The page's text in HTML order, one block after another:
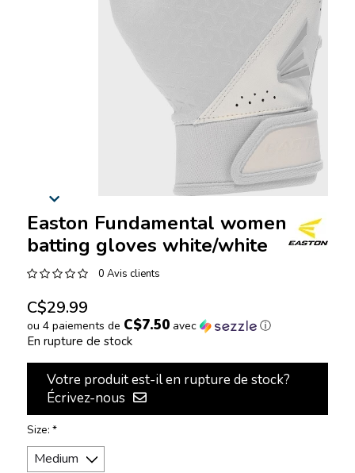
Easton Fundamental women
batting gloves white/white
0 Avis clients
C$29.99
ou 4 paiements de C$7.50avec ⓘ
En rupture de stock
Votre produit est-il en rupture de stock?
Écrivez-nous
Size: *